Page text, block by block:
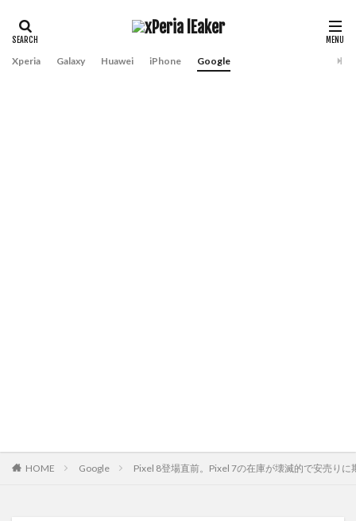
Xperia Galaxy Huawei iPhone Google
HOME Google Pixel 8登場直前。Pixel 7の在庫が壊滅的で安売りに